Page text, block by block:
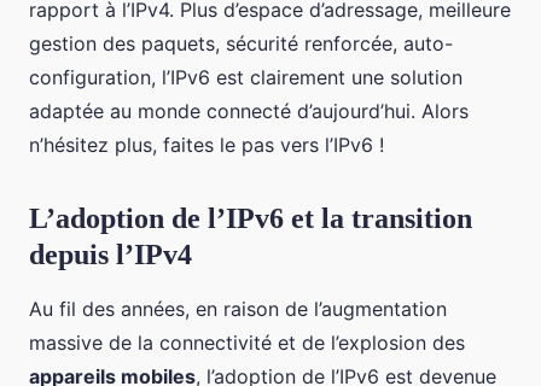
rapport à l’IPv4. Plus d’espace d’adressage, meilleure
gestion des paquets, sécurité renforcée, auto-
configuration, l’IPv6 est clairement une solution
adaptée au monde connecté d’aujourd’hui. Alors
n’hésitez plus, faites le pas vers l’IPv6 !
L’adoption de l’IPv6 et la transition
depuis l’IPv4
Au fil des années, en raison de l’augmentation
massive de la connectivité et de l’explosion des
appareils mobiles, l’adoption de l’IPv6 est devenue